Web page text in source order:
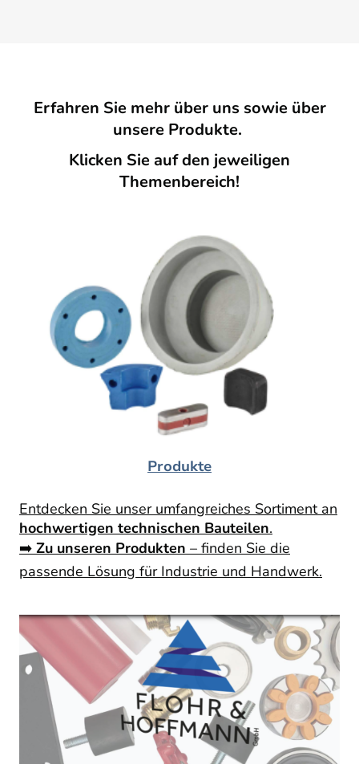
Erfahren Sie mehr über uns sowie über
unsere Produkte.
Klicken Sie auf den jeweiligen
Themenbereich!
Produkte
Entdecken Sie unser umfangreiches Sortiment an
hochwertigen technischen Bauteilen.
➡️ Zu unseren Produkten – finden Sie die
passende Lösung für Industrie und Handwerk.